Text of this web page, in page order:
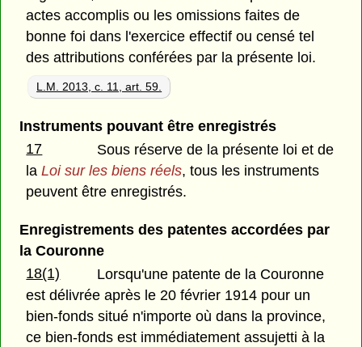
actes accomplis ou les omissions faites de
bonne foi dans l'exercice effectif ou censé tel
des attributions conférées par la présente loi.
L.M. 2013, c. 11, art. 59.
Instruments pouvant être enregistrés
17
Sous réserve de la présente loi et de
laLoi sur les biens réels, tous les instruments
peuvent être enregistrés.
Enregistrements des patentes accordées par
la Couronne
18(1)
Lorsqu'une patente de la Couronne
est délivrée après le 20 février 1914 pour un
bien-fonds situé n'importe où dans la province,
ce bien-fonds est immédiatement assujetti à la